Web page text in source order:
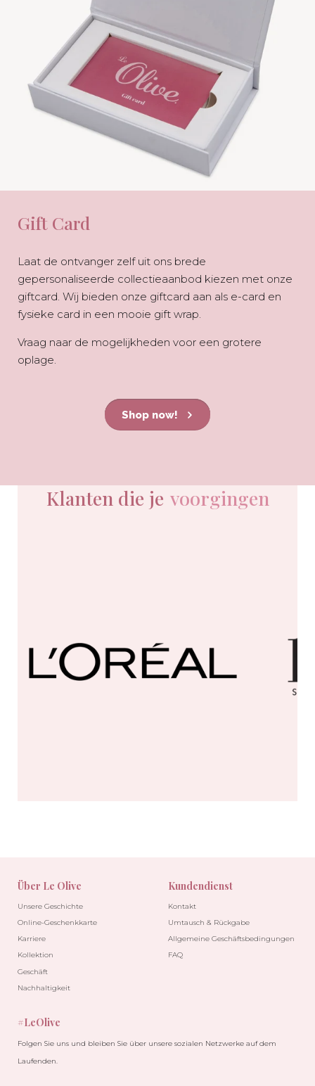
Gift Card
Laat de ontvanger zelf uit ons brede
gepersonaliseerde collectieaanbod kiezen met onze
giftcard. Wij bieden onze giftcard aan als e-card en
fysieke card in een mooie gift wrap.
Vraag naar de mogelijkheden voor een grotere
oplage.
Shop now!
Klanten die je voorgingen
Über Le Olive
Unsere Geschichte
Online-Geschenkkarte
Karriere
Kollektion
Geschäft
Nachhaltigkeit
Kundendienst
Kontakt
Umtausch & Rückgabe
Allgemeine Geschäftsbedingungen
FAQ
#LeOlive
Folgen Sie uns und bleiben Sie über unsere sozialen Netzwerke auf dem
Laufenden.